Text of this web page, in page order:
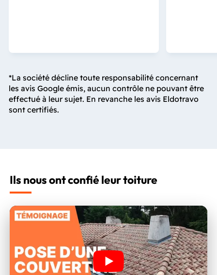
*La société décline toute responsabilité concernant
les avis Google émis, aucun contrôle ne pouvant être
effectué à leur sujet. En revanche les avis Eldotravo
sont certifiés.
Ils nous ont confié leur toiture